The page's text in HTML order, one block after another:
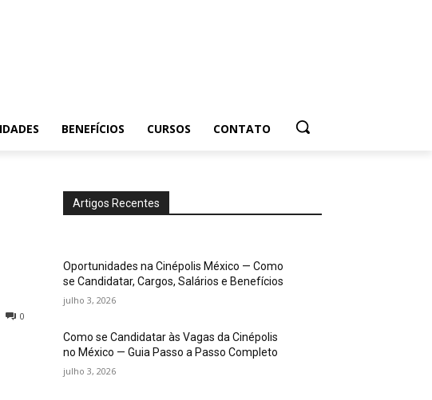
BENEFÍCIOS CURSOS CONTATO
0
Artigos Recentes
Oportunidades na Cinépolis México — Como
se Candidatar, Cargos, Salários e Benefícios
julho 3, 2026
Como se Candidatar às Vagas da Cinépolis
no México — Guia Passo a Passo Completo
julho 3, 2026